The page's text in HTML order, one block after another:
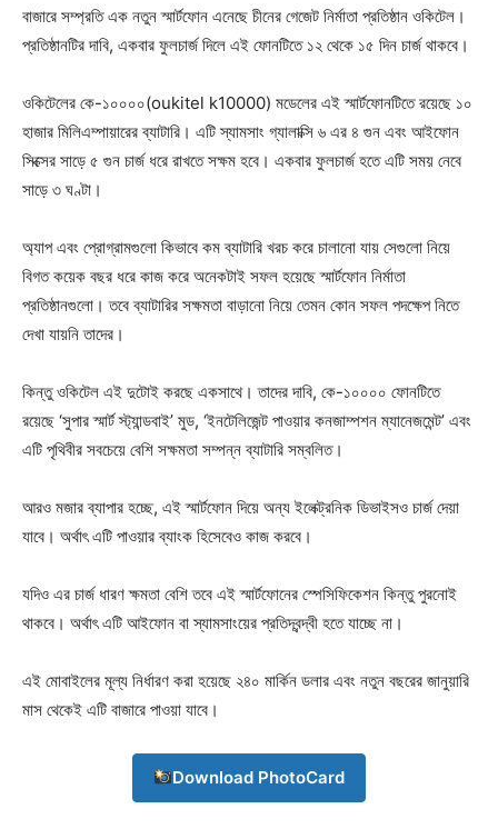
বাজারে সম্প্রতি এক নতুন স্মার্টফোন এনেছে চীনের গেজেট নির্মাতা প্রতিষ্ঠান ওকিটেল।
প্রতিষ্ঠানটির দাবি, একবার ফুলচার্জ দিলে এই ফোনটিতে ১২ থেকে ১৫ দিন চার্জ থাকবে।
ওকিটেলের কে-১০০০০(oukitel k10000) মডেলের এই স্মার্টফোনটিতে রয়েছে ১০
হাজার মিলিএম্পায়ারের ব্যাটারি। এটি স্যামসাং গ্যালাক্সি ৬ এর ৪ গুন এবং আইফোন
সিক্সের সাড়ে ৫ গুন চার্জ ধরে রাখতে সক্ষম হবে। একবার ফুলচার্জ হতে এটি সময় নেবে
সাড়ে ৩ ঘণ্টা।
অ্যাপ এবং প্রোগ্রামগুলো কিভাবে কম ব্যাটারি খরচ করে চালানো যায় সেগুলো নিয়ে
বিগত কয়েক বছর ধরে কাজ করে অনেকটাই সফল হয়েছে স্মার্টফোন নির্মাতা
প্রতিষ্ঠানগুলো। তবে ব্যাটারির সক্ষমতা বাড়ানো নিয়ে তেমন কোন সফল পদক্ষেপ নিতে
দেখা যায়নি তাদের।
কিন্তু ওকিটেল এই দুটোই করছে একসাথে। তাদের দাবি, কে-১০০০০ ফোনটিতে
রয়েছে ‘সুপার স্মার্ট স্ট্যান্ডবাই’ মুড, ‘ইনটেলিজেন্ট পাওয়ার কনজাম্পশন ম্যানেজমেন্ট’ এবং
এটি পৃথিবীর সবচেয়ে বেশি সক্ষমতা সম্পন্ন ব্যাটারি সম্বলিত।
আরও মজার ব্যাপার হচ্ছে, এই স্মার্টফোন দিয়ে অন্য ইলেক্ট্রনিক ডিভাইসও চার্জ দেয়া
যাবে। অর্থাৎ এটি পাওয়ার ব্যাংক হিসেবেও কাজ করবে।
যদিও এর চার্জ ধারণ ক্ষমতা বেশি তবে এই স্মার্টফোনের স্পেসিফিকেশন কিন্তু পুরনোই
থাকবে। অর্থাৎ এটি আইফোন বা স্যামসাংয়ের প্রতিদ্বন্দ্বী হতে যাচ্ছে না।
এই মোবাইলের মূল্য নির্ধারণ করা হয়েছে ২৪০ মার্কিন ডলার এবং নতুন বছরের জানুয়ারি
মাস থেকেই এটি বাজারে পাওয়া যাবে।
Download PhotoCard